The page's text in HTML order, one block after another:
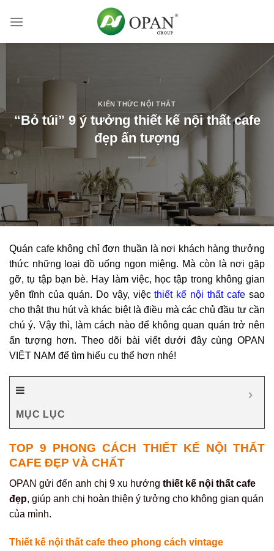
KIẾN THỨC NỘI THẤT
“Bỏ túi” 9 ý tưởng thiết kế nội thất cafe
đẹp ấn tượng
Quán cafe không chỉ đơn thuần là nơi khách hàng thưởng
thức những loại đồ uống ngon miệng. Mà còn là nơi gặp
gỡ, tụ tập bạn bè. Hay làm việc, học tập trong không gian
yên tĩnh của quán. Do vậy, việcthiết kế nội thất cafe sao
cho thật thu hút và khác biệt là điều mà các chủ đầu tư cần
chú ý. Vậy thì, làm cách nào để không quan quán trở nên
ấn tượng hơn. Theo dõi bài viết dưới đây cùng OPAN
VIỆT NAM để tìm hiểu cụ thể hơn nhé!
MỤC LỤC
TOP 9 PHONG CÁCH THIẾT KẾ NỘI THẤT
CAFE ĐẸP VÀ CHẤT
OPAN gửi đến anh chị 9 xu hướng thiết kế nội thất cafe
đẹp, giúp anh chị hoàn thiện ý tưởng cho không gian quán
của mình.
Thiết kế nội thất cafe theo phong cách vintage